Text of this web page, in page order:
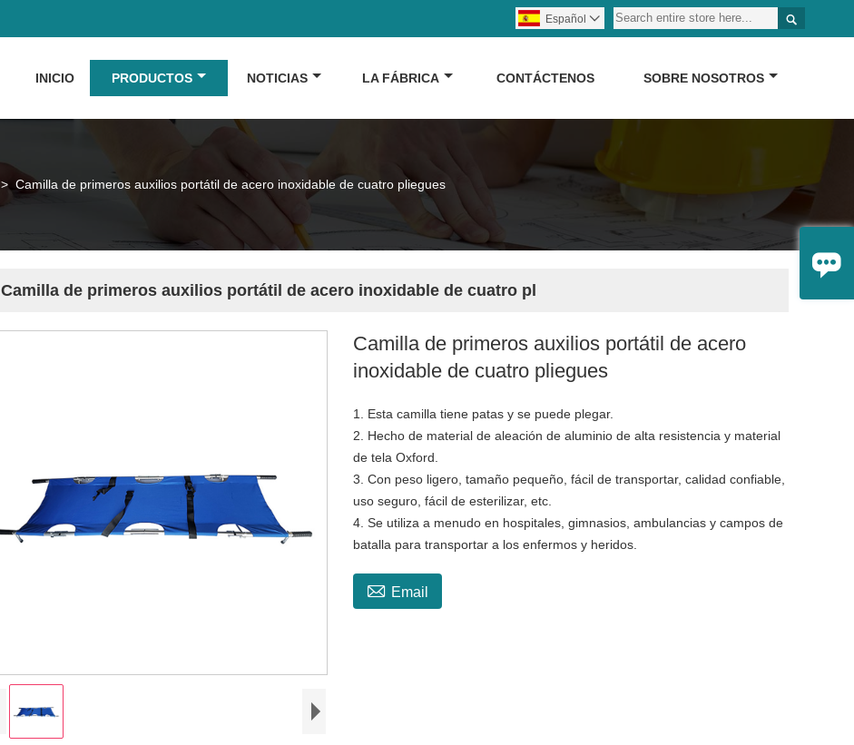


Español 
INICIO PRODUCTOS NOTICIAS LA FÁBRICA CONTÁCTENOS SOBRE NOSOTROS
> Camilla de primeros auxilios portátil de acero inoxidable de cuatro pliegues
Camilla de primeros auxilios portátil de acero inoxidable de cuatro pl
Camilla de primeros auxilios portátil de acero
inoxidable de cuatro pliegues
1. Esta camilla tiene patas y se puede plegar.
2. Hecho de material de aleación de aluminio de alta resistencia y material
de tela Oxford.
3. Con peso ligero, tamaño pequeño, fácil de transportar, calidad confiable,
uso seguro, fácil de esterilizar, etc.
4. Se utiliza a menudo en hospitales, gimnasios, ambulancias y campos de
batalla para transportar a los enfermos y heridos.
 Email